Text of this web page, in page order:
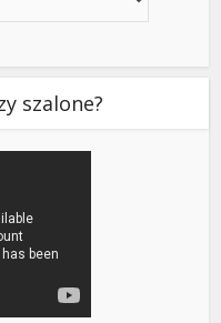
szalone?